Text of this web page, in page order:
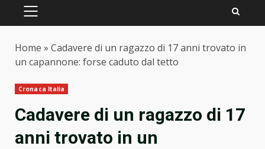
PRIMARY
Home » Cadavere di un ragazzo di 17 anni trovato in
un capannone: forse caduto dal tetto
Cronaca Italia
Cadavere di un ragazzo di 17
anni trovato in un